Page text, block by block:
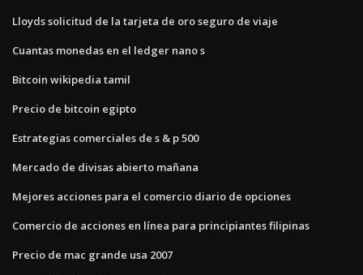
Lloyds solicitud de la tarjeta de oro seguro de viaje
Cuantas monedas en el ledger nano s
Bitcoin wikipedia tamil
Precio de bitcoin egipto
Estrategias comerciales de s & p 500
Mercado de divisas abierto mañana
Mejores acciones para el comercio diario de opciones
Comercio de acciones en línea para principiantes filipinas
Precio de mac grande usa 2007